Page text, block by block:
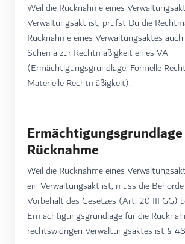
Weil die Rücknahme eines
Verwaltungsakt ist, prüfst Du die
Rücknahme eines Verwaltungsaktes
Schema zur Rechtmäßigkeit eines VA
(Ermächtigungsgrundlage, Formelle
Materielle Rechtmäßigkeit).
Rücknahme
Weil die Rücknahme eines
ein Verwaltungsakt ist, muss die
Vorbehalt des Gesetzes (Art. 20 III GG)
Ermächtigungsgrundlage für die
rechtswidrigen Verwaltungsaktes ist §